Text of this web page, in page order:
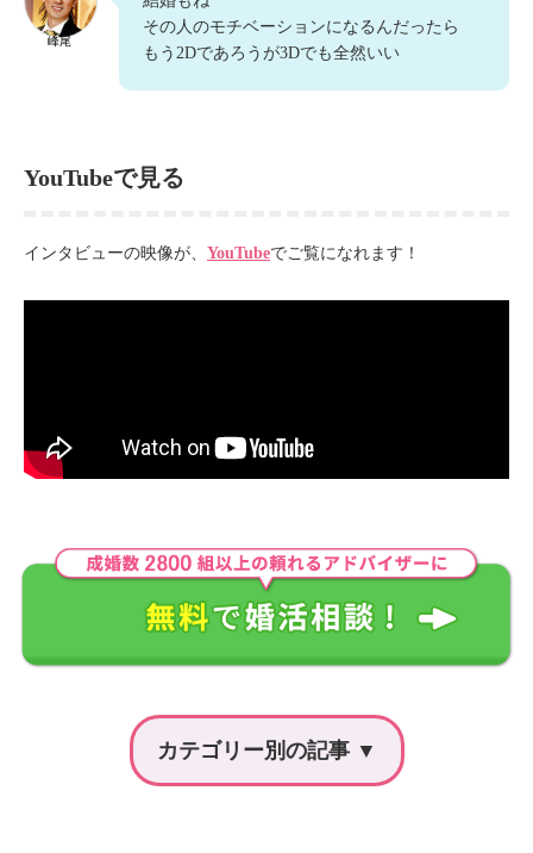
峰尾
その人のモチベーションになるんだったら
もう2Dであろうが3Dでも全然いい
YouTubeで見る
インタビューの映像が、 YouTubeでご覧になれます！